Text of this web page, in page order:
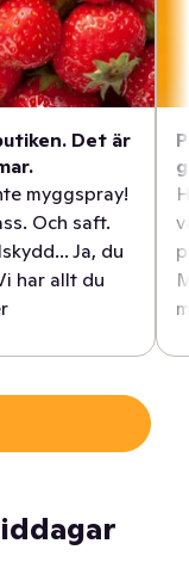
Det är
myggspray!
Och saft.
Ja, du
har allt du